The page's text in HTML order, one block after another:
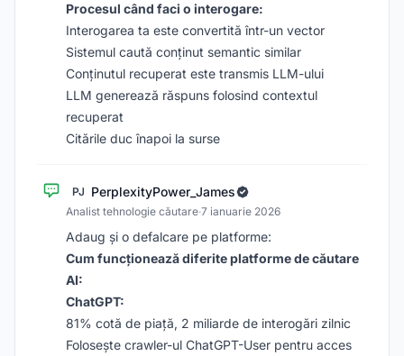
Procesul când faci o interogare:
Interogarea ta este convertită într-un vector
Sistemul caută conținut semantic similar
Conținutul recuperat este transmis LLM-ului
LLM generează răspuns folosind contextul
recuperat
Citările duc înapoi la surse
PJ PerplexityPower_James
Analist tehnologie căutare·7 ianuarie 2026
Adaug și o defalcare pe platforme:
Cum funcționează diferite platforme de căutare
AI:
ChatGPT:
81% cotă de piață, 2 miliarde de interogări zilnic
Folosește crawler-ul ChatGPT-User pentru acces